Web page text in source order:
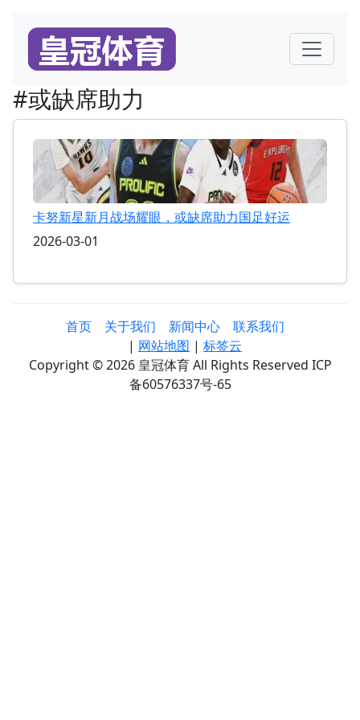
#或缺席助力
卡努新星新月战场耀眼，或缺席助力国足好运
2026-03-01
首页 关于我们 新闻中心
联系我们
| 网站地图 | 标签云
Copyright © 2026 皇冠体育 All Rights Reserved ICP
备60576337号-65